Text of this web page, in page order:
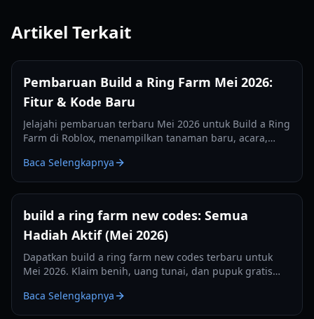
Artikel Terkait
Pembaruan Build a Ring Farm Mei 2026:
Fitur & Kode Baru
Jelajahi pembaruan terbaru Mei 2026 untuk Build a Ring
Farm di Roblox, menampilkan tanaman baru, acara,
Baca Selengkapnya
build a ring farm new codes: Semua
Hadiah Aktif (Mei 2026)
Dapatkan build a ring farm new codes terbaru untuk
Mei 2026. Klaim benih, uang tunai, dan pupuk gratis
pemain terkaya.
Baca Selengkapnya